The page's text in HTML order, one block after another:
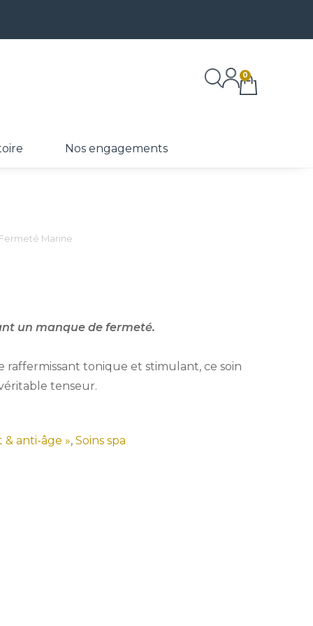
0
Nos engagements
Marine
un manque de fermeté.
raffermissant tonique et stimulant, ce soin
tenseur.
& anti-âge », Soins spa